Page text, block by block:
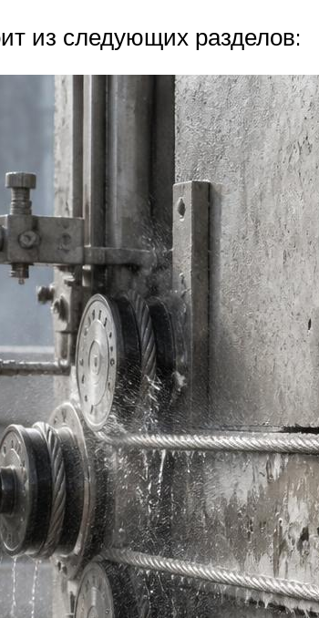
из следующих разделов: